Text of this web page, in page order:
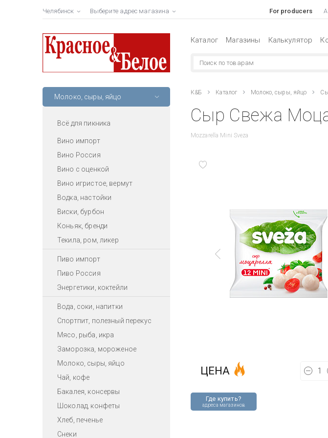
Челябинск Выберите адрес магазина For producers
Каталог Магазины Калькулятор
Молоко, сыры, яйцо
Всё для пикника
Вино импорт
Вино Россия
Вино с оценкой
Вино игристое, вермут
Водка, настойки
Виски, бурбон
Коньяк, бренди
Текила, ром, ликер
Пиво импорт
Пиво Россия
Энергетики, коктейли
Вода, соки, напитки
Спортпит, полезный перекус
Мясо, рыба, икра
Заморозка, мороженое
Молоко, сыры, яйцо
Чай, кофе
Бакалея, консервы
Шоколад, конфеты
Хлеб, печенье
Снеки
К&Б Каталог Молоко, сыры, яйцо
Сыр Свежа
Mozzarella Mini Sveza
Где купить?
адреса магазинов
ЦЕНА